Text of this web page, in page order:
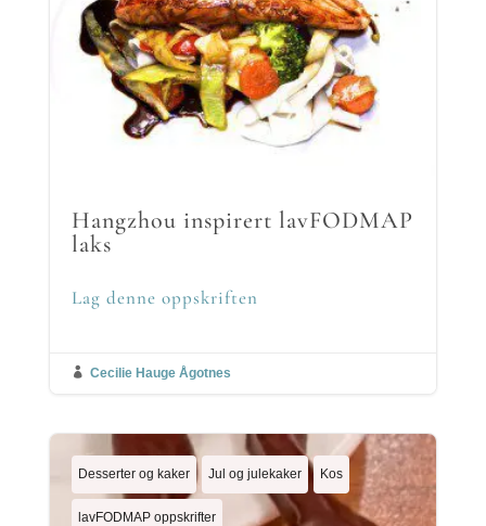
Hangzhou inspirert lavFODMAP
laks
Lag denne oppskriften
 Cecilie Hauge Ågotnes
Desserter og kaker Jul og julekaker Kos
lavFODMAP oppskrifter